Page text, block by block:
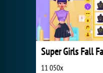
11 050x